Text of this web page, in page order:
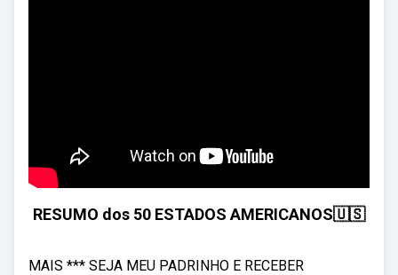
RESUMO dos 50 ESTADOS AMERICANOS🇺🇸
MAIS *** SEJA MEU PADRINHO E RECEBER